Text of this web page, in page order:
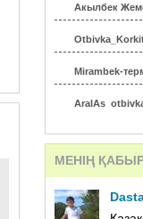
Акылбек
Mirambek-
20.Nurjan
_dem_-
psy_-
МЕНІҢ